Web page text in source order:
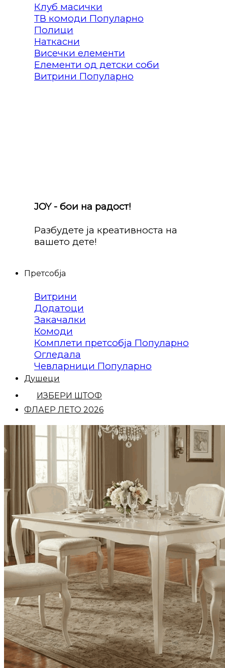
Клуб масички
ТВ комоди
Полици
Наткасни
Висечки елементи
Елементи од детски соби
Витрини
JOY - бои на радост!
Разбудете ја креативноста на
вашето дете!
Претсобја
Витрини
Додатоци
Закачалки
Комоди
Комплети претсобја
Огледала
Чевларници
Душеци
ИЗБЕРИ ШТОФ
ФЛАЕР ЛЕТО 2026